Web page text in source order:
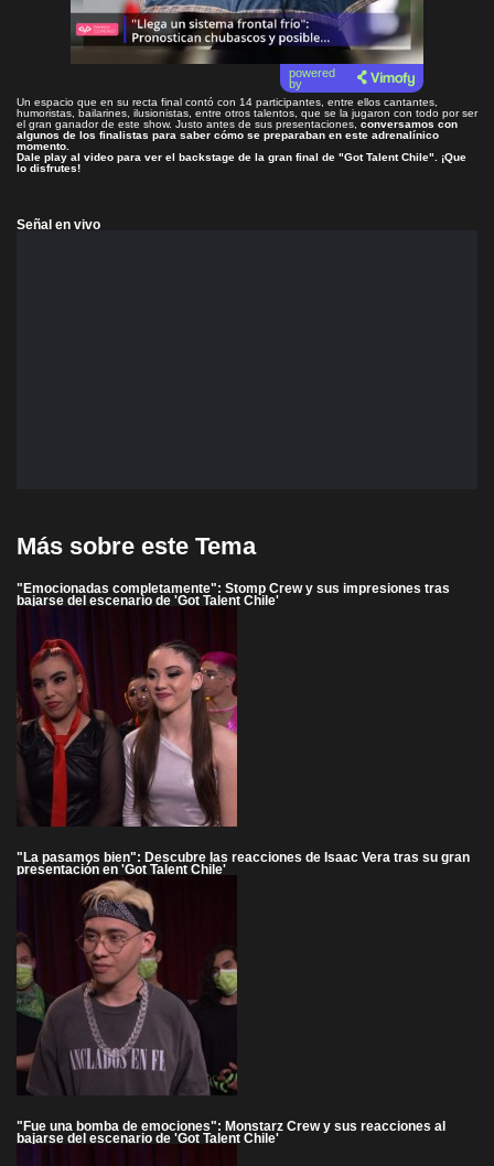
powered
by
Un espacio que en su recta final contó con 14 participantes, entre ellos cantantes,
humoristas, bailarines, ilusionistas, entre otros talentos, que se la jugaron con todo por ser
el gran ganador de este show. Justo antes de sus presentaciones, conversamos con
algunos de los finalistas para saber cómo se preparaban en este adrenalínico
momento.
Dale play al video para ver el backstage de la gran final de "Got Talent Chile". ¡Que
lo disfrutes!
Señal en vivo
Más sobre este Tema
"Emocionadas completamente": Stomp Crew y sus impresiones tras
bajarse del escenario de 'Got Talent Chile'
"La pasamos bien": Descubre las reacciones de Isaac Vera tras su gran
presentación en 'Got Talent Chile'
"Fue una bomba de emociones": Monstarz Crew y sus reacciones al
bajarse del escenario de 'Got Talent Chile'